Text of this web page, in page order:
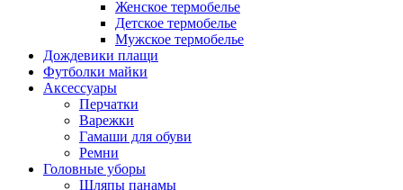
Женское термобелье
Детское термобелье
Мужское термобелье
Дождевики плащи
Футболки майки
Аксессуары
Перчатки
Варежки
Гамаши для обуви
Ремни
Головные уборы
Шляпы панамы